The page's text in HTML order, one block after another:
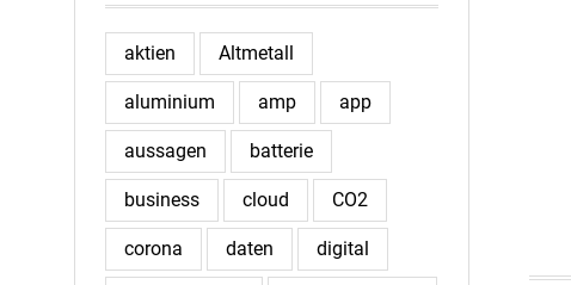
aktien Altmetall
aluminium amp app
aussagen batterie
business cloud CO2
corona daten digital